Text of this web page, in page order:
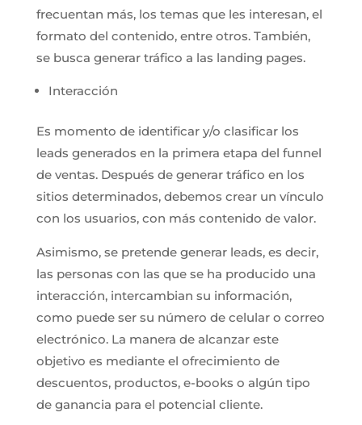
frecuentan más, los temas que les interesan, el
formato del contenido, entre otros. También,
se busca generar tráfico a las landing pages.
Interacción
Es momento de identificar y/o clasificar los
leads generados en la primera etapa del funnel
de ventas. Después de generar tráfico en los
sitios determinados, debemos crear un vínculo
con los usuarios, con más contenido de valor.
Asimismo, se pretende generar leads, es decir,
las personas con las que se ha producido una
interacción, intercambian su información,
como puede ser su número de celular o correo
electrónico. La manera de alcanzar este
objetivo es mediante el ofrecimiento de
descuentos, productos, e-books o algún tipo
de ganancia para el potencial cliente.